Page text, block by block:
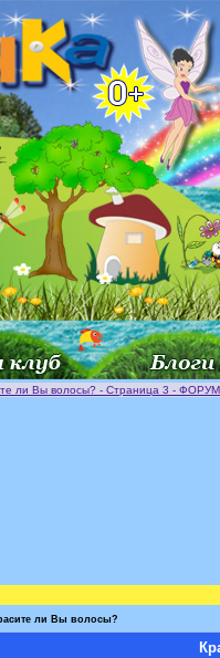
ли Вы волосы? - Страница 3 - ФОРУМ
ли Вы волосы?